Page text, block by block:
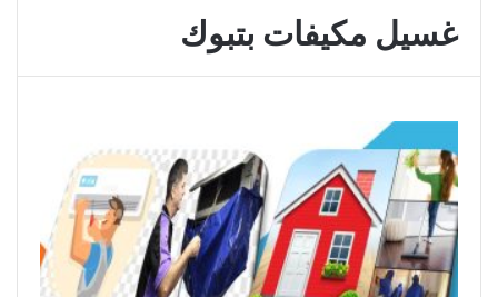
غسيل مكيفات بتبوك